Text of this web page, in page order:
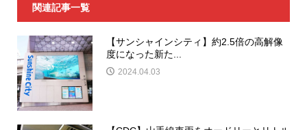
関連記事一覧
【サンシャインシティ】約2.5倍の高解像
度になった新た...
2024.04.03